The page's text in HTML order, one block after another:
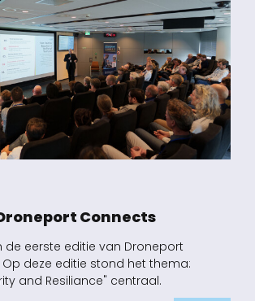
Connects
de eerste editie van Droneport
deze editie stond het thema:
and Resiliance" centraal.